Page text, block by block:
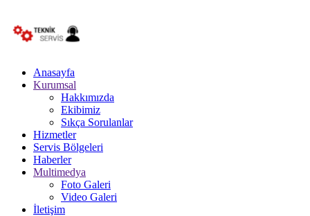
Anasayfa
Kurumsal
Hakkımızda
Ekibimiz
Sıkça Sorulanlar
Hizmetler
Servis Bölgeleri
Haberler
Multimedya
Foto Galeri
Video Galeri
İletişim